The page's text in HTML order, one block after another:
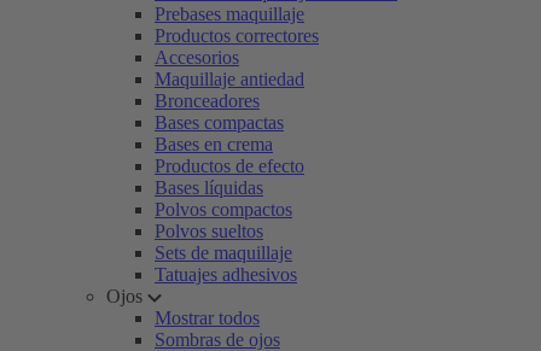
Prebases maquillaje
Productos correctores
Accesorios
Maquillaje antiedad
Bronceadores
Bases compactas
Bases en crema
Productos de efecto
Bases líquidas
Polvos compactos
Polvos sueltos
Sets de maquillaje
Tatuajes adhesivos
Ojos
Mostrar todos
Sombras de ojos